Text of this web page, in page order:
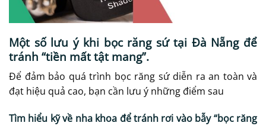
Một số lưu ý khi bọc răng sứ tại Đà Nẵng để
tránh “tiền mất tật mang”.
Để đảm bảo quá trình bọc răng sứ diễn ra an toàn và
đạt hiệu quả cao, bạn cần lưu ý những điểm sau
Tìm hiểu kỹ về nha khoa để tránh rơi vào bẫy “bọc răng